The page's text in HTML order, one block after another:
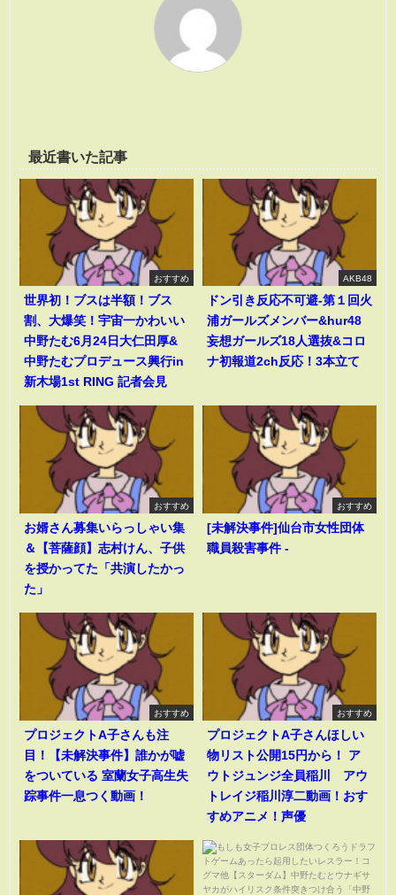
最近書いた記事
おすすめ
世界初！ブスは半額！ブス
割、大爆笑！宇宙一かわいい
中野たむ6月24日大仁田厚&
中野たむプロデュース興行in
新木場1st RING 記者会見
AKB48
ドン引き反応不可避-第１回火
浦ガールズメンバー&hur48
妄想ガールズ18人選抜&コロ
ナ初報道2ch反応！3本立て
おすすめ
お婿さん募集いらっしゃい集
＆【菩薩顔】志村けん、子供
を授かってた「共演したかっ
た」
おすすめ
[未解決事件]仙台市女性団体
職員殺害事件 -
おすすめ
プロジェクトA子さんも注
目！【未解決事件】誰かが嘘
をついている 室蘭女子高生失
踪事件一息つく動画！
おすすめ
プロジェクトA子さんほしい
物リスト公開15円から！ ア
ウトジュンジ全員稲川 アウ
トレイジ稲川淳二動画！おす
すめアニメ！声優